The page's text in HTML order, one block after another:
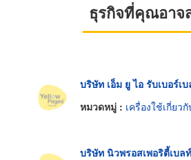
ธุรกิจที่คุณอาจ
บริษัท เอ็ม ยู ไอ รับเบอร์เ
หมวดหมู่ : เครื่องใช้เกี่ยว
บริษัท นิวพรอสเพอริตี้เบล